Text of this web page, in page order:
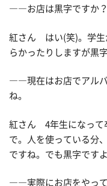
――お店は黒字ですか？
紅さん はい(笑)。学生
らかったりしますが黒
――現在はお店でアルバ
ね。
紅さん 4年生になって
で。人を使っている分
ですね。でも黒字ですよ
――実際にお店をやっ